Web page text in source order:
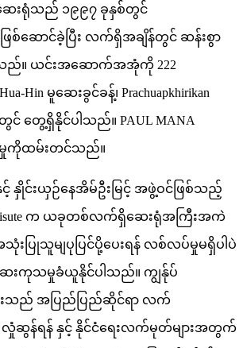
ဆေးရုံသည် ၁၉၉၇ ခုနှစ်တွင်
ဆောင်ခဲ့ပြီး လက်ရှိအချိန်တွင် ဆန်းစွာ
။ ယင်းအဆောက်အအုံကို 222
Hin မူဆေးခွင်ခန့်၊ Prachuapkhirikan
င် တွေ့ရှိနိုင်ပါသည်။ PAUL MANA
ခွဲမှုကိုထမ်းတင်သည်။
နှိုင်းယှဉ်နေအိမ်ဦးမြင့် အဖွဲ့ဝင်ဖြစ်သည့်
က ယခုတစ်လက်ရှိဆေးရုံအကြီးအကဲ
သုံးပြုသူမျပုပြင်ပို့ပေးရန် လစ်လပ်မှုမရှိပါပဲ
းကုသမှုခံယူနိုင်ပါသည်။ ကျွန်ုပ်
းသည် အပြည်ပြည်ဆိုင်ရာ လက်
ဆွန်ရန် နှင့် နိုင်ငံရေးလက်မုတ်များအတွက်